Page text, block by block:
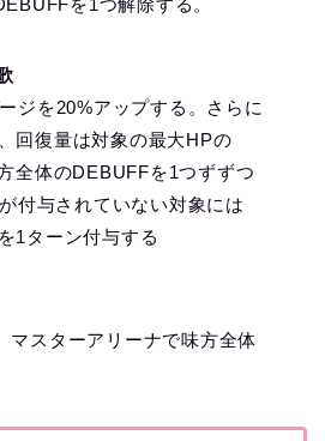
を1つ解除する。
ジを20%アップする。さらに
回復量は対象の最大HPの
全体のDEBUFFを1つずずつ
付与されていない対象には
1ターン付与する
マスターアリーナで味方全体